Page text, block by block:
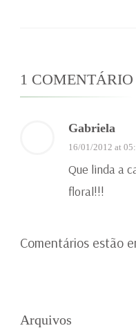
1 COMENTÁRIO
Gabriela
16/01/2012 at
Que linda a
floral!!!
Comentários estão
Arquivos